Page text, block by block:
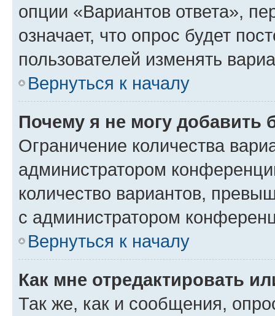
опции «Вариантов ответа»,
означает, что опрос будет
пользователей изменять
Вернуться к началу
Почему я не могу добавить
Ограничение количества
администратором
количество вариантов,
с администратором
Вернуться к началу
Как мне отредактировать
Так же, как и сообщения,